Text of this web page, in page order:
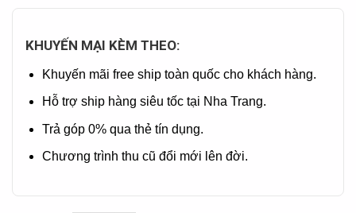
KHUYẾN MẠI KÈM THEO:
Khuyến mãi free ship toàn quốc cho khách hàng.
Hỗ trợ ship hàng siêu tốc tại Nha Trang.
Trả góp 0% qua thẻ tín dụng.
Chương trình thu cũ đổi mới lên đời.